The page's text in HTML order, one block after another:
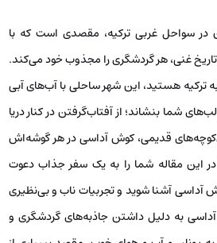
سواحل غربی ترکیه، مقصدی است که با
تاریخ غنی، هر گردشگری را مجذوب خود می‌کند.
ترکیه هستید، این شهر ساحلی با آب‌های آبی
شما بنشاند؛ از آفتاب‌گرفتن در کنار دریا
قدیمی، کوش آداسی در هر گوشه‌اش
در این مقاله شما را به یک سفر جذاب دعوت
آداسی آشنا شوید و تجربیات ناب و بی‌نظیری
به دلیل داشتن جاذبه‌های گردشگری و